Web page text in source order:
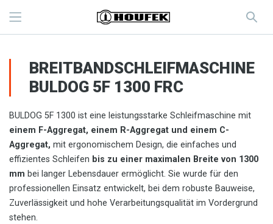
BREITBANDSCHLEIFMASCHINE
BULDOG 5F 1300 FRC
BULDOG 5F 1300 ist eine leistungsstarke Schleifmaschine mit
einem F-Aggregat, einem R-Aggregat und einem C-
Aggregat, mit ergonomischem Design, die einfaches und
effizientes Schleifen bis zu einer maximalen Breite von 1300
mm bei langer Lebensdauer ermöglicht. Sie wurde für den
professionellen Einsatz entwickelt, bei dem robuste Bauweise,
Zuverlässigkeit und hohe Verarbeitungsqualität im Vordergrund
stehen.